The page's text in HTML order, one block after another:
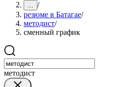
... /
резюме в Батагае/
методист/
сменный график
методист